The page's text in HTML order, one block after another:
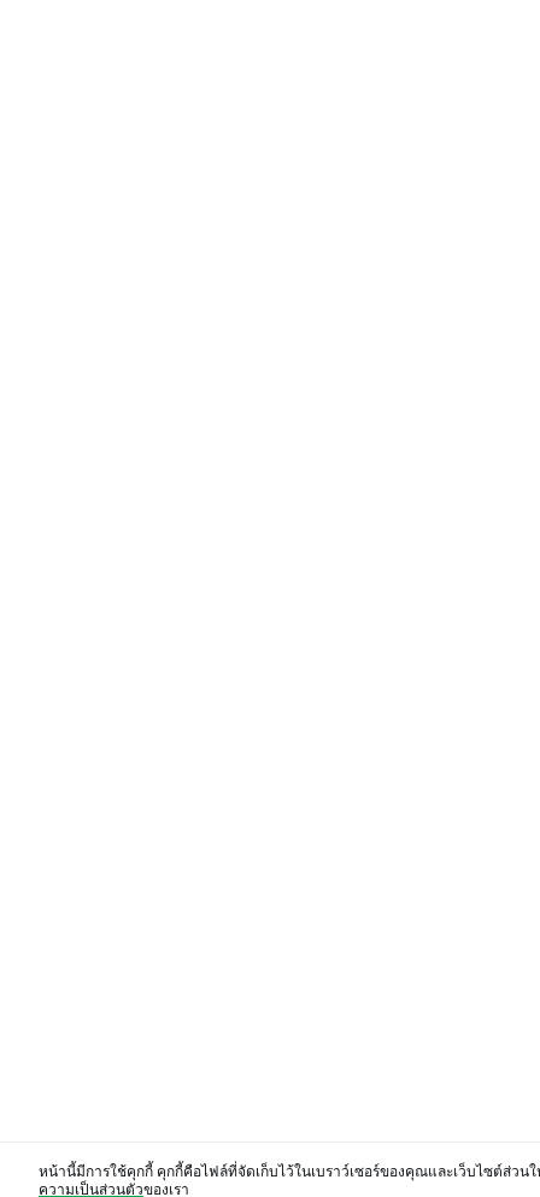
หน้านี้มีการใช้คุกกี้ คุกกี้คือไฟล์ที่จัดเก็บไว้ในเบราว์เซอร์ของคุณและเว็บไซต์ส่ว
ความเป็นส่วนตัวของเรา